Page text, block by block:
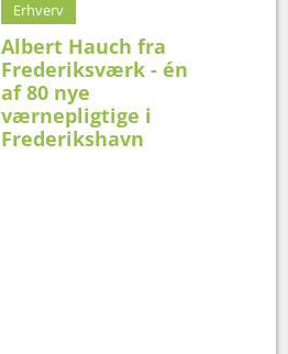
Erhverv
Albert Hauch fra
Frederiksværk - én
af 80 nye
værnepligtige i
Frederikshavn